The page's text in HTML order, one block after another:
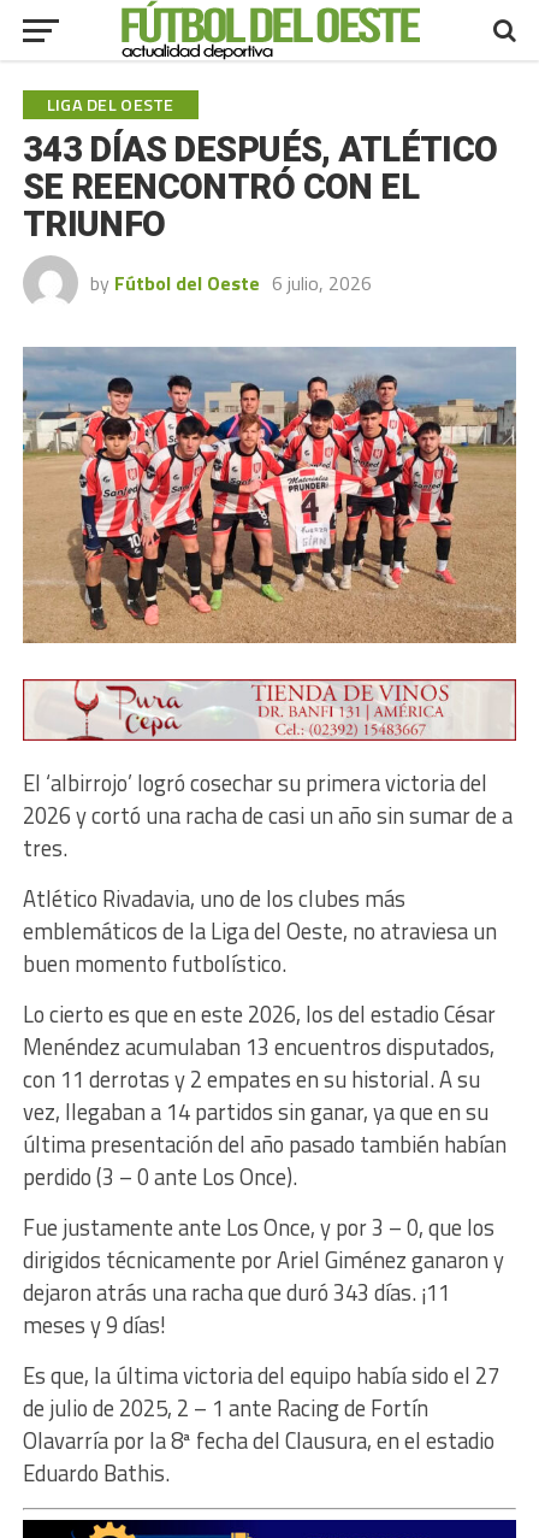
LIGA DEL OESTE
343 DÍAS DESPUÉS, ATLÉTICO
SE REENCONTRÓ CON EL
TRIUNFO
by Fútbol del Oeste 6 julio, 2026
El ‘albirrojo’ logró cosechar su primera victoria del
2026 y cortó una racha de casi un año sin sumar de a
tres.
Atlético Rivadavia, uno de los clubes más
emblemáticos de la Liga del Oeste, no atraviesa un
buen momento futbolístico.
Lo cierto es que en este 2026, los del estadio César
Menéndez acumulaban 13 encuentros disputados,
con 11 derrotas y 2 empates en su historial. A su
vez, llegaban a 14 partidos sin ganar, ya que en su
última presentación del año pasado también habían
perdido (3 – 0 ante Los Once).
Fue justamente ante Los Once, y por 3 – 0, que los
dirigidos técnicamente por Ariel Giménez ganaron y
dejaron atrás una racha que duró 343 días. ¡11
meses y 9 días!
Es que, la última victoria del equipo había sido el 27
de julio de 2025, 2 – 1 ante Racing de Fortín
Olavarría por la 8ª fecha del Clausura, en el estadio
Eduardo Bathis.